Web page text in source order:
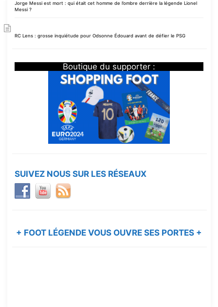
Jorge Messi est mort : qui était cet homme de l’ombre derrière la légende Lionel
Messi ?
RC Lens : grosse inquiétude pour Odsonne Édouard avant de défier le PSG
Boutique du supporter :
SUIVEZ NOUS SUR LES RÉSEAUX
+ FOOT LÉGENDE VOUS OUVRE SES PORTES +